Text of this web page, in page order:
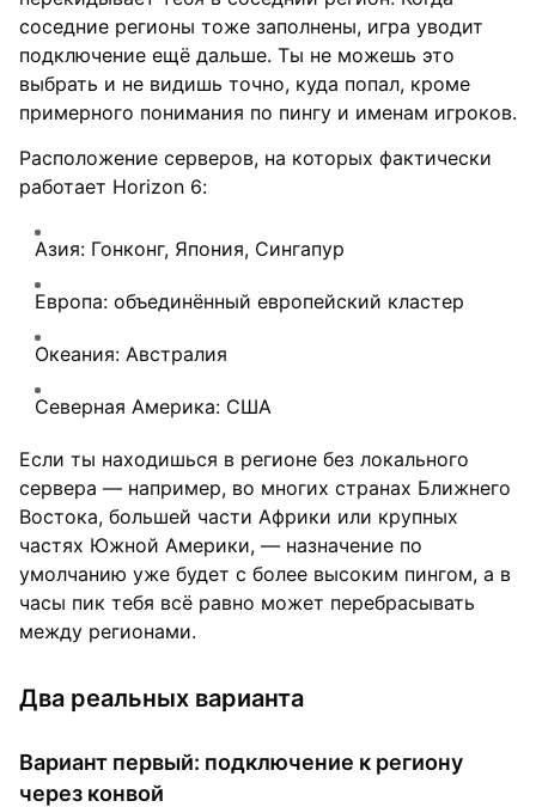
соседние регионы тоже заполнены, игра уводит
подключение ещё дальше. Ты не можешь это
выбрать и не видишь точно, куда попал, кроме
примерного понимания по пингу и именам игроков.
Расположение серверов, на которых фактически
работает Horizon 6:
Азия: Гонконг, Япония, Сингапур
Европа: объединённый европейский кластер
Океания: Австралия
Северная Америка: США
Если ты находишься в регионе без локального
сервера — например, во многих странах Ближнего
Востока, большей части Африки или крупных
частях Южной Америки, — назначение по
умолчанию уже будет с более высоким пингом, а в
часы пик тебя всё равно может перебрасывать
между регионами.
Два реальных варианта
Вариант первый: подключение к региону
через конвой